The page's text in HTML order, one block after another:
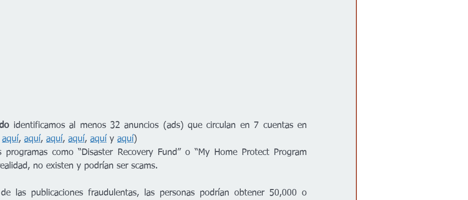
identificamos al menos 32 anuncios (ads) que circulan en 7 cuentas en
aquí, aquí, aquí, aquí, aquí y aquí)
programas como “Disaster Recovery Fund” o “My Home Protect Program
no existen y podrían ser scams.
las publicaciones fraudulentas, las personas podrían obtener 50,000 o